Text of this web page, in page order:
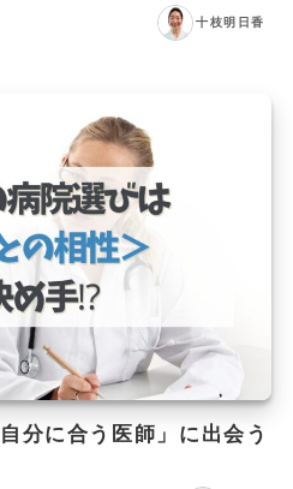
十枝明日香
分に合う医師」に出会う